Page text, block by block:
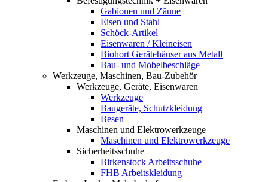
Gabionen und Zäune
Eisen und Stahl
Schöck-Artikel
Eisenwaren / Kleineisen
Biohort Gerätehäuser aus Metall
Bau- und Möbelbeschläge
Werkzeuge, Maschinen, Bau-Zubehör
Werkzeuge, Geräte, Eisenwaren
Werkzeuge
Baugeräte, Schutzkleidung
Besen
Maschinen und Elektrowerkzeuge
Maschinen und Elektrowerkzeuge
Sicherheitsschuhe
Birkenstock Arbeitsschuhe
FHB Arbeitskleidung